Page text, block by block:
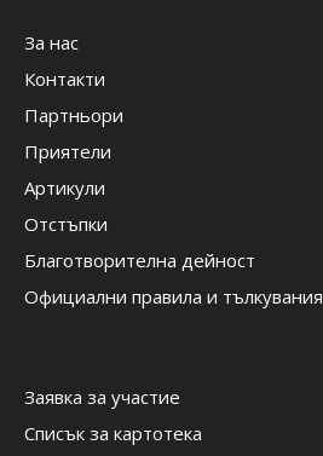
За нас
Контакти
Партньори
Приятели
Артикули
Отстъпки
Благотворителна дейност
Официални правила и тълкувания
Заявка за участие
Списък за картотека